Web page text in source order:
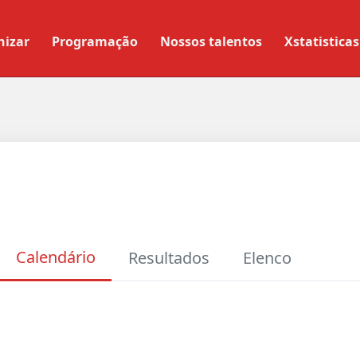
Programação Nossos talentos Xstatisticas
Calendário Resultados Elenco